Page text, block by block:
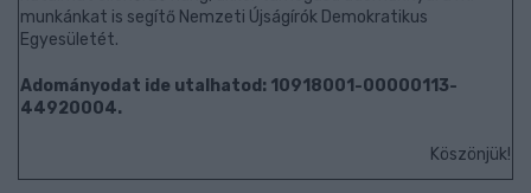
munkánkat is segítő Nemzeti Újságírók Demokratikus
Egyesületét.
Adományodat ide utalhatod: 10918001-00000113-
44920004.
Köszönjük!